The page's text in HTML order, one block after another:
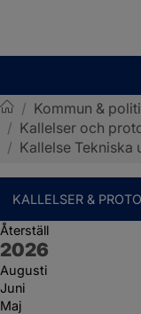
Sotenäs kommun
/ Kommun &
/ Kallelser och
/ Kallelse Tekniska
KALLELSER &
Återställ
År:
2026
Augusti
Juni
Maj